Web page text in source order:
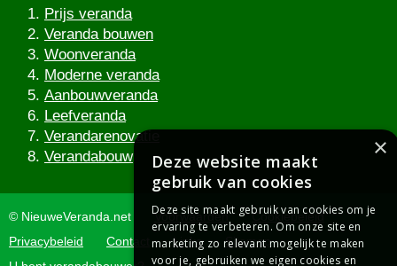
Prijs veranda
Veranda bouwen
Woonveranda
Moderne veranda
Aanbouwveranda
Leefveranda
Verandarenovatie
Verandabouw
© NieuweVeranda.net Voorwaarden
Cookiebeleid
Privacybeleid
Contact Links
Sitemap
×
Deze website maakt
gebruik van cookies
Deze site maakt gebruik van cookies om je
ervaring te verbeteren. Om onze site en
marketing zo relevant mogelijk te maken
voor je, gebruiken we eigen cookies en